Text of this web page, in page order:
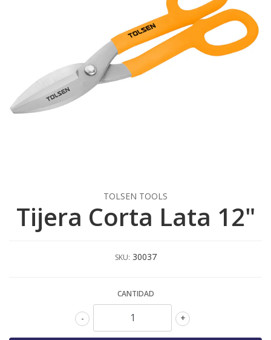
TOLSEN TOOLS
Tijera Corta Lata 12"
SKU: 30037
CANTIDAD
+
-